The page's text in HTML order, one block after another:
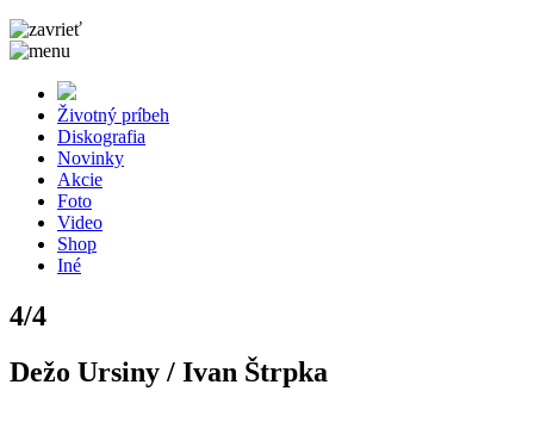
Životný príbeh
Diskografia
Novinky
Akcie
Foto
Video
Shop
Iné
4/4
Dežo Ursiny / Ivan Štrpka